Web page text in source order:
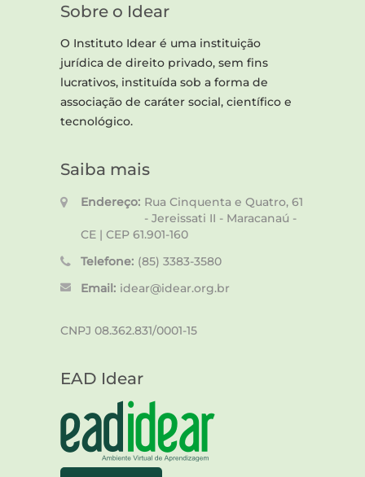
Sobre o Idear
O Instituto Idear é uma instituição
jurídica de direito privado, sem fins
lucrativos, instituída sob a forma de
associação de caráter social, científico e
tecnológico.
Saiba mais
Endereço: Rua Cinquenta e Quatro, 61
- Jereissati II - Maracanaú -
CE | CEP 61.901-160
Telefone: (85) 3383-3580
Email: idear@idear.org.br
CNPJ 08.362.831/0001-15
EAD Idear